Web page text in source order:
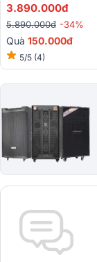
3.890.000đ
5.890.000đ -34%
Quà 150.000đ
5/5 (4)